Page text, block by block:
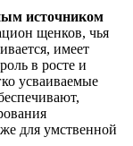
источником
щенков, чья
имеет
в росте и
усваиваемые
для умственной